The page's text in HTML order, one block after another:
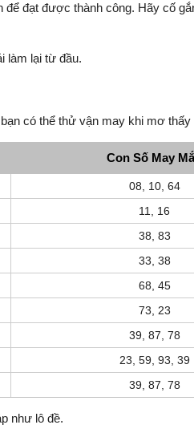
đạt được thành công. Hãy cố
làm lại từ đầu.
có thể thử vận may khi mơ thấy
Con Số May
08, 10, 64
11, 16
38, 83
33, 38
68, 45
73, 23
39, 87, 78
23, 59, 93, 39
39, 87, 78
như lô đề.